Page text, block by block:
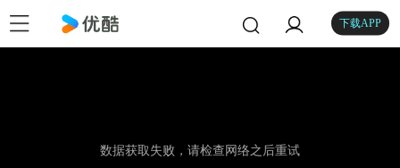
下载APP
数据获取失败，请检查网络之后重试